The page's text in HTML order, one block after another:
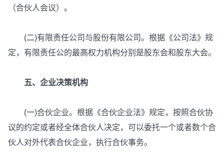
（合伙人会议）。
(二)有限责任公司与股份有限公司。根据《公司法》规
定，有限责任公的最高权力机构分别是股东会和股东大会。
五、企业决策机构
(一)合伙企业。根据《合伙企业法》规定，按照合伙协
议的约定或者经全体合伙人决定，可以委托一个或者数个合
伙人对外代表合伙企业，执行合伙事务。